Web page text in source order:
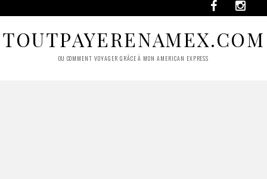
TOUTPAYERENAMEX.COM
OU COMMENT VOYAGER GRÂCE À MON AMERICAN EXPRESS